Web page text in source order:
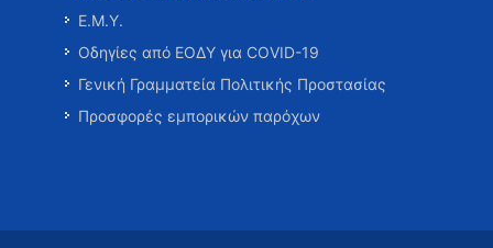
Ε.Μ.Υ.
Οδηγίες από ΕΟΔΥ για COVID-19
Γενική Γραμματεία Πολιτικής Προστασίας
Προσφορές εμπορικών παρόχων